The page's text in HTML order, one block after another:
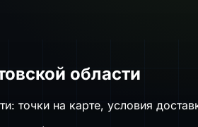
области
точки на карте, условия